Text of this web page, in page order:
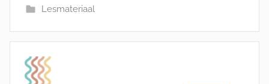
Lesmateriaal